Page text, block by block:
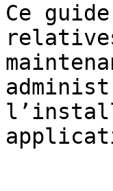
Ce